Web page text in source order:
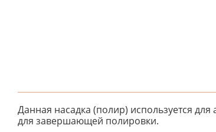
Данная насадка (полир) используется
для завершающей полировки.